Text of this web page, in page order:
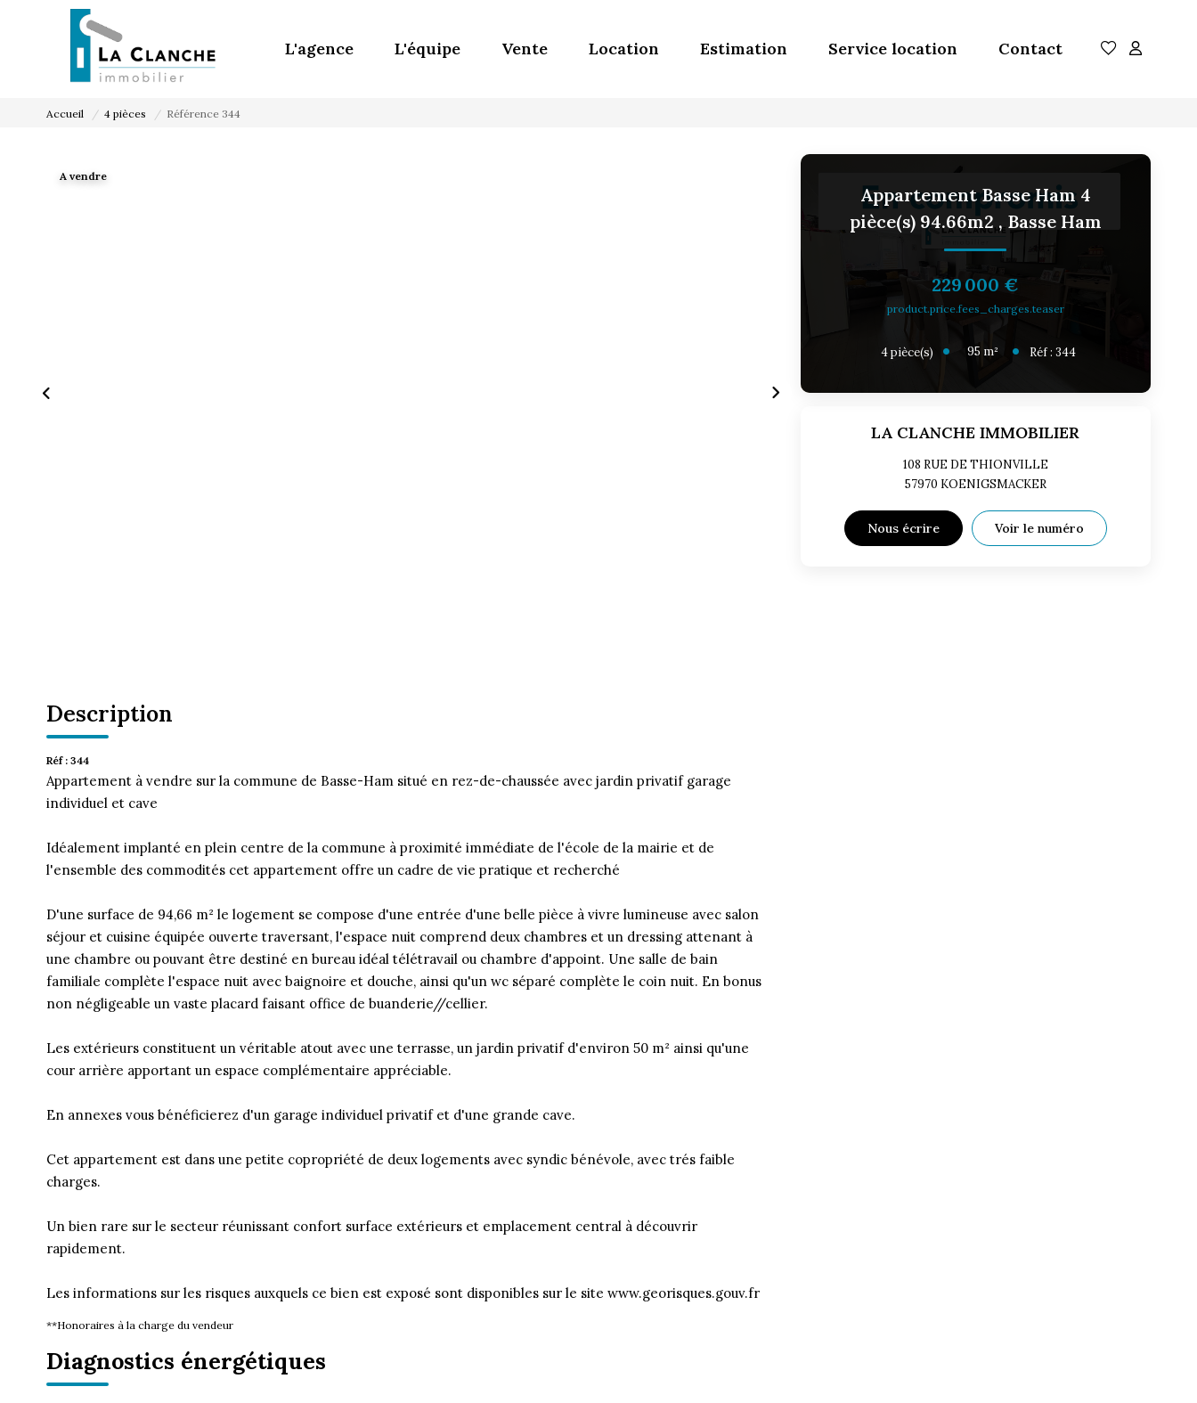
L'agence L'équipe Vente Location Estimation Service location Contact
Accueil 4 pièces Référence 344
A vendre
Description
Réf : 344
Appartement à vendre sur la commune de Basse-Ham situé en rez-de-chaussée avec jardin privatif garage
individuel et cave
Idéalement implanté en plein centre de la commune à proximité immédiate de l'école de la mairie et de
l'ensemble des commodités cet appartement offre un cadre de vie pratique et recherché
D'une surface de 94,66 m² le logement se compose d'une entrée d'une belle pièce à vivre lumineuse avec salon
séjour et cuisine équipée ouverte traversant, l'espace nuit comprend deux chambres et un dressing attenant à
une chambre ou pouvant être destiné en bureau idéal télétravail ou chambre d'appoint. Une salle de bain
familiale complète l'espace nuit avec baignoire et douche, ainsi qu'un wc séparé complète le coin nuit. En bonus
non négligeable un vaste placard faisant office de buanderie//cellier.
Les extérieurs constituent un véritable atout avec une terrasse, un jardin privatif d'environ 50 m² ainsi qu'une
cour arrière apportant un espace complémentaire appréciable.
En annexes vous bénéficierez d'un garage individuel privatif et d'une grande cave.
Cet appartement est dans une petite copropriété de deux logements avec syndic bénévole, avec trés faible
charges.
Un bien rare sur le secteur réunissant confort surface extérieurs et emplacement central à découvrir
rapidement.
Les informations sur les risques auxquels ce bien est exposé sont disponibles sur le site www.georisques.gouv.fr
**Honoraires à la charge du vendeur
Diagnostics énergétiques
Appartement Basse Ham 4
pièce(s) 94.66m2 ,Basse Ham
229 000 €
product.price.fees_charges.teaser
4pièce(s) 95 m² Réf : 344
LA CLANCHE IMMOBILIER
108 RUE DE THIONVILLE
57970 KOENIGSMACKER
Nous écrire Voir le numéro